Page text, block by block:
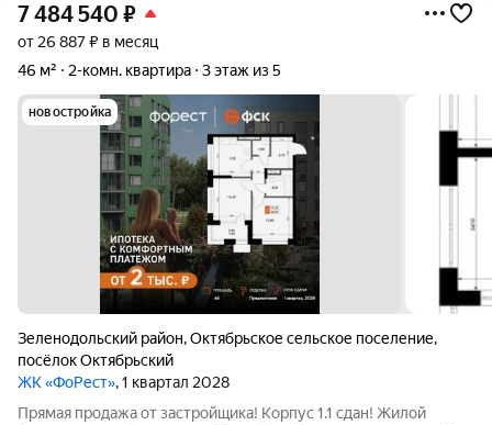
7 484 540 ₽
от 26 887 ₽ в месяц
46 м²
2-комн. квартира 3 этаж из 5
новостройка
Зеленодольский район,Октябрьское сельское поселение,
посёлок Октябрьский
ЖК «ФоРест», 1 квартал 2028
Прямая продажа от застройщика! Корпус 1.1 сдан! Жилой